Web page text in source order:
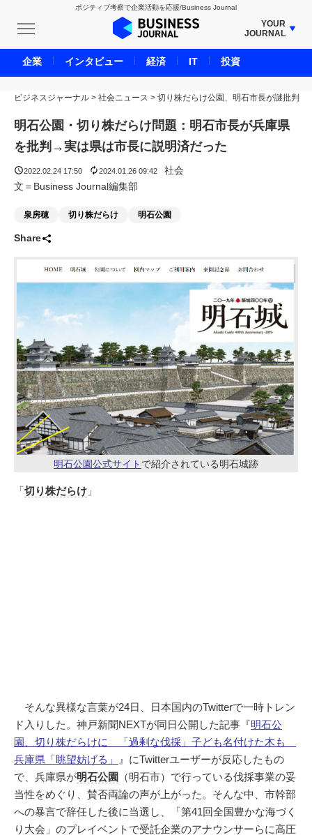
ポジティブ考察で企業活動を応援/Business Journal
YOUR
JOURNAL
BUSINESS JOURNAL
UNICORN JOURNAL
CARBON CREDITS JOURNAL
IVS JOURNAL
ENERGY MANAGEMENT JOURNAL
LIFE ENDING JOURNAL
BPaaS JOURNAL
ADOPTABLE DOG JOURNAL
ビジネスジャーナル > 社会ニュース > 切り株だらけ公園、明石市長が謎批判
明石公園・切り株だらけ問題：明石市長が兵庫県
を批判→実は県は市長に説明済だった
2022.02.24 17:50 2024.01.26 09:42
社会
文＝Business Journal編集部
泉房穂 切り株だらけ 明石公園
Share
明石公園公式サイト で紹介されている明石城跡
「切り株だらけ 」
そんな異様な言葉が24日、日本国内のTwitterで一時トレン
ド入りした。神戸新聞NEXTが同日公開した記事『明石公
園、切り株だらけに 「過剰な伐採」子ども名付けた木も
兵庫県「眺望妨げる」
』にTwitterユーザーが反応したもの
で、兵庫県が明石公園
（明石市）で行っている伐採事業の妥
当性をめぐり、賛否両論の声が上がった。そんな中、市幹部
への暴言で辞任した後に当選し、「第41回全国豊かな海づく
り大会」のプレイベントで受託企業のアナウンサーらに高圧
企業 インタビュー 経済 IT 投資